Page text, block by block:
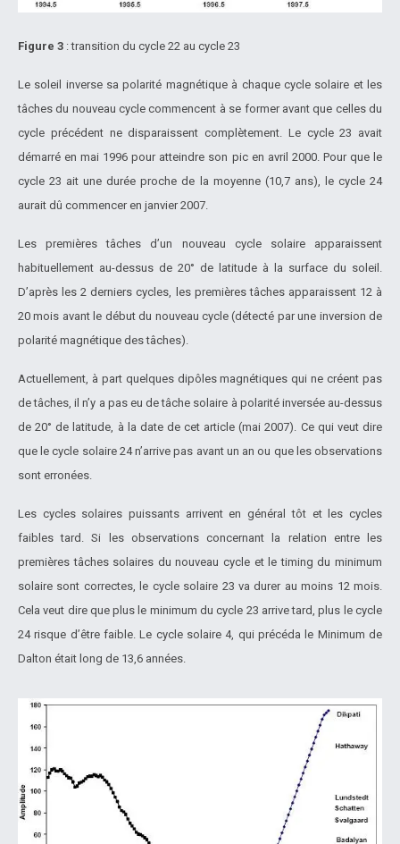
Figure 3 : transition du cycle 22 au cycle 23
Le soleil inverse sa polarité magnétique à chaque cycle solaire et les
tâches du nouveau cycle commencent à se former avant que celles du
cycle précédent ne disparaissent complètement. Le cycle 23 avait
démarré en mai 1996 pour atteindre son pic en avril 2000. Pour que le
cycle 23 ait une durée proche de la moyenne (10,7 ans), le cycle 24
aurait dû commencer en janvier 2007.
Les premières tâches d’un nouveau cycle solaire apparaissent
habituellement au-dessus de 20° de latitude à la surface du soleil.
D’après les 2 derniers cycles, les premières tâches apparaissent 12 à
20 mois avant le début du nouveau cycle (détecté par une inversion de
polarité magnétique des tâches).
Actuellement, à part quelques dipôles magnétiques qui ne créent pas
de tâches, il n’y a pas eu de tâche solaire à polarité inversée au-dessus
de 20° de latitude, à la date de cet article (mai 2007). Ce qui veut dire
que le cycle solaire 24 n’arrive pas avant un an ou que les observations
sont erronées.
Les cycles solaires puissants arrivent en général tôt et les cycles
faibles tard. Si les observations concernant la relation entre les
premières tâches solaires du nouveau cycle et le timing du minimum
solaire sont correctes, le cycle solaire 23 va durer au moins 12 mois.
Cela veut dire que plus le minimum du cycle 23 arrive tard, plus le cycle
24 risque d’être faible. Le cycle solaire 4, qui précéda le Minimum de
Dalton était long de 13,6 années.